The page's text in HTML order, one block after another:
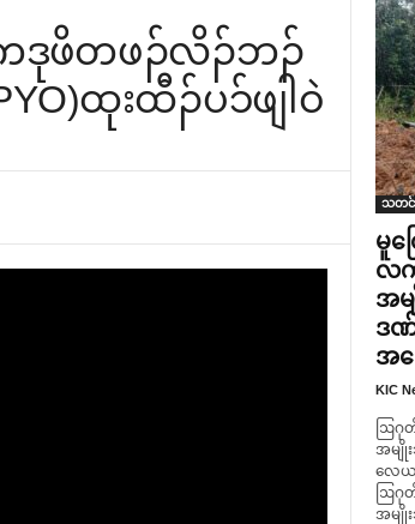
ဒုဖိတဖၣ်လိၣ်ဘၣ်
ထုးထီၣ်ပၥ်ဖျါဝဲ
သတင်
မူတ
လက်
အမ
ဒဏ်
အဆ
KIC
ဩဂုတ်
အမျို
လေယ
ဩဂု
အမျိုး